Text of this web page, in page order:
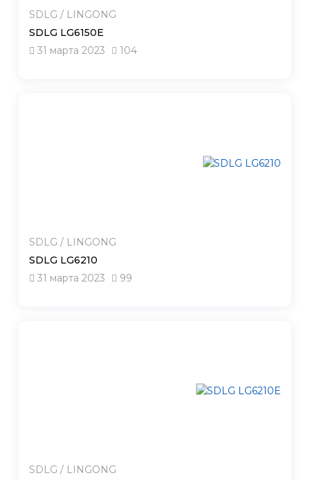
SDLG / LINGONG
SDLG LG6150E
31 марта 2023
104
SDLG / LINGONG
SDLG LG6210
31 марта 2023
99
SDLG / LINGONG